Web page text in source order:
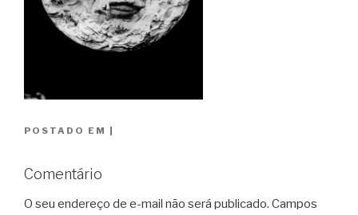
POSTADO EM
Comentário
O seu endereço de e-mail não será publicado. Campos